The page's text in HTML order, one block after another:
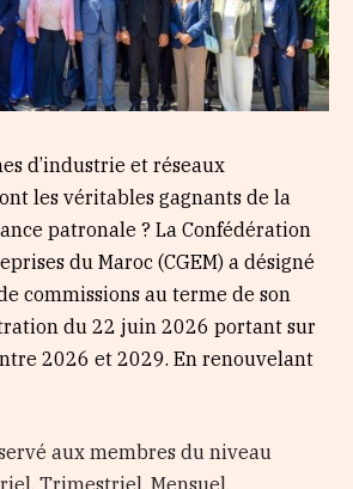
d’industrie et réseaux
les véritables gagnants de la
patronale ? La Confédération
du Maroc (CGEM) a désigné
commissions au terme de son
du 22 juin 2026 portant sur
2026 et 2029. En renouvelant
aux membres du niveau